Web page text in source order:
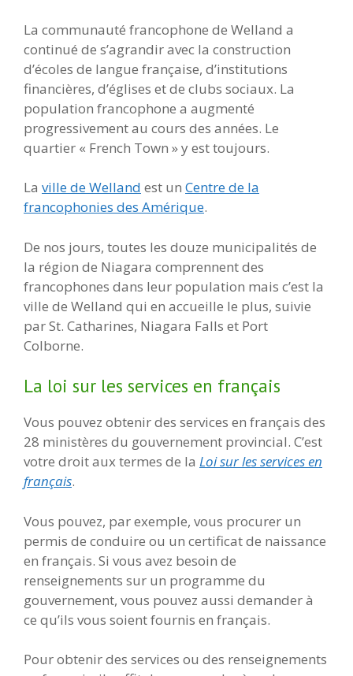
La communauté francophone de Welland a
continué de s’agrandir avec la construction
d’écoles de langue française, d’institutions
financières, d’églises et de clubs sociaux. La
population francophone a augmenté
progressivement au cours des années. Le
quartier « French Town » y est toujours.
La ville de Welland est un Centre de la
francophonies des Amérique.
De nos jours, toutes les douze municipalités de
la région de Niagara comprennent des
francophones dans leur population mais c’est la
ville de Welland qui en accueille le plus, suivie
par St. Catharines, Niagara Falls et Port
Colborne.
La loi sur les services en français
Vous pouvez obtenir des services en français des
28 ministères du gouvernement provincial. C’est
votre droit aux termes de la Loi sur les services en
français.
Vous pouvez, par exemple, vous procurer un
permis de conduire ou un certificat de naissance
en français. Si vous avez besoin de
renseignements sur un programme du
gouvernement, vous pouvez aussi demander à
ce qu’ils vous soient fournis en français.
Pour obtenir des services ou des renseignements